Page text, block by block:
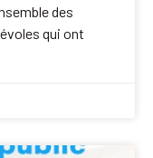
des
qui ont